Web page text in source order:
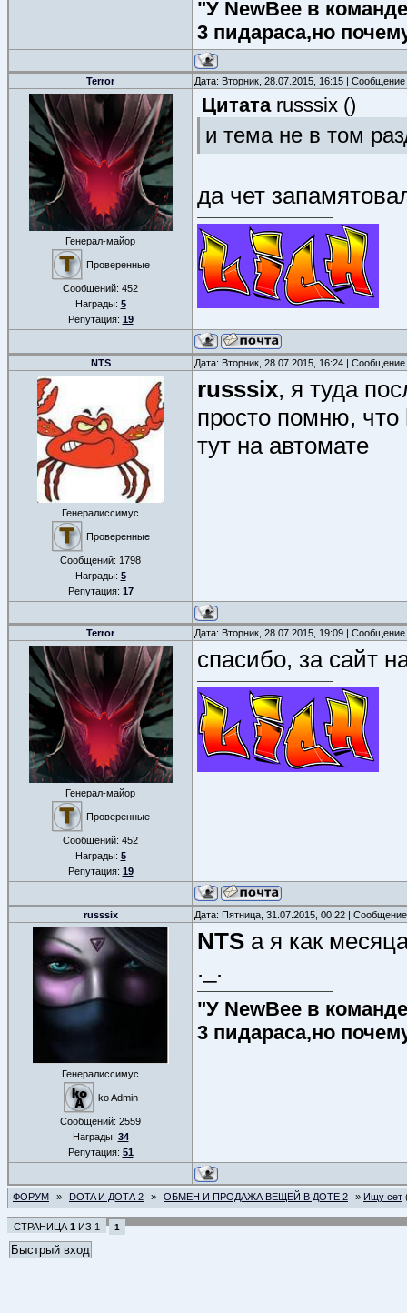
"У NewBee в
3 пидараса,но
Terror Дата: Вторник, 28.07.2015, 16:15 |
Генерал-майор
Проверенные
Сообщений: 452
Награды: 5
Репутация: 19
Цитата russsix ()
и тема не в том
да чет
NTS Дата: Вторник, 28.07.2015, 16:24 |
Генералиссимус
Проверенные
Сообщений: 1798
Награды: 5
Репутация: 17
russsix, я туда
просто помню,
тут на автомате
Terror Дата: Вторник, 28.07.2015, 19:09 |
Генерал-майор
Проверенные
Сообщений: 452
Награды: 5
Репутация: 19
спасибо, за сайт
russsix Дата: Пятница, 31.07.2015, 00:22 |
Генералиссимус
ko Admin
Сообщений: 2559
Награды: 34
Репутация: 51
NTS а я как
._.
"У NewBee в
3 пидараса,но
ФОРУМ » DOTA И ДОТА 2 » ОБМЕН И ПРОДАЖА ВЕЩЕЙ В ДОТЕ 2 » Ищу сет
СТРАНИЦА 1 ИЗ 1 1